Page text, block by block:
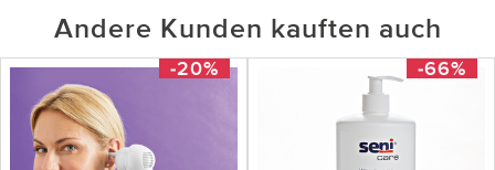
Andere Kunden kauften auch
-20% -66%